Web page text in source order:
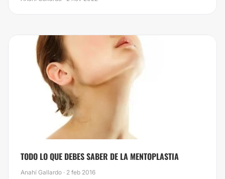
TODO LO QUE DEBES SABER DE LA MENTOPLASTIA
Anahí Gallardo · 2 feb 2016